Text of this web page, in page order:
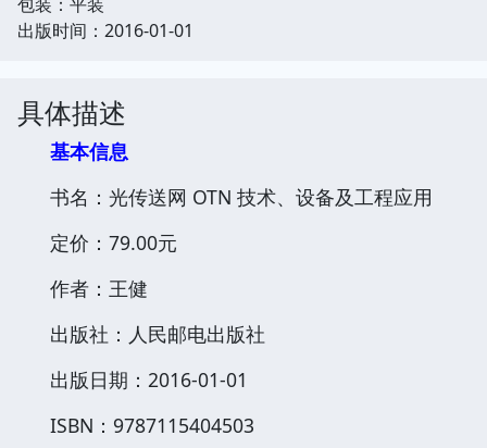
出版时间：2016-01-01
具体描述
基本信息
书名：光传送网 OTN 技术、设备及工程应用
定价：79.00元
作者：王健
出版社：人民邮电出版社
出版日期：2016-01-01
ISBN：9787115404503